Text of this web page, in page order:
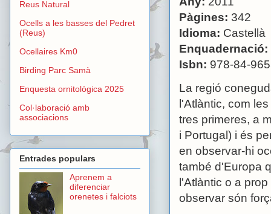
Pàgines: 342
Idioma: Castellà
Enquadernació:
Isbn: 978-84-
La regió
l'Atlàntic, com
tres primeres, a
i Portugal) i és
en observar-hi
també d'Europa
l'Atlàntic o a
observar són
Reus Natural
Ocells a les basses del Pedret
(Reus)
Ocellaires Km0
Birding Parc Samà
Enquesta ornitològica 2025
Col·laboració amb
associacions
Entrades populars
Aprenem a
diferenciar
orenetes i falciots